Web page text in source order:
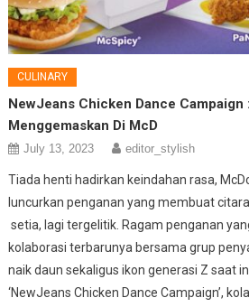
CULINARY
NewJeans Chicken Dance Campaign
Menggemaskan Di McD
July 13, 2023 editor_stylish
Tiada henti hadirkan keindahan rasa,
luncurkan penganan yang membuat
setia, lagi tergelitik. Ragam penganan
kolaborasi terbarunya bersama grup
naik daun sekaligus ikon generasi Z saat
‘NewJeans Chicken Dance Campaign’,